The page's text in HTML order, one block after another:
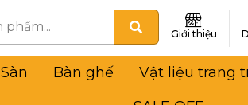
Giới thiệu
Sàn Bàn ghế Vật liệu trang